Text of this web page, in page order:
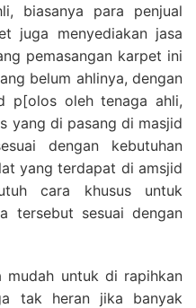
biasanya para penjual
juga menyediakan jasa
pemasangan karpet ini
belum ahlinya, dengan
p[olos oleh tenaga ahli,
yang di pasang di masjid
dengan kebutuhan
yang terdapat di amsjid
cara khusus untuk
tersebut sesuai dengan
untuk di rapihkan
tak heran jika banyak